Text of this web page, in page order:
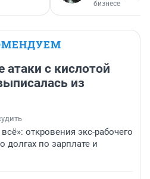
бизнесе
с кислотой
из
откровения экс-рабочего
по зарплате и